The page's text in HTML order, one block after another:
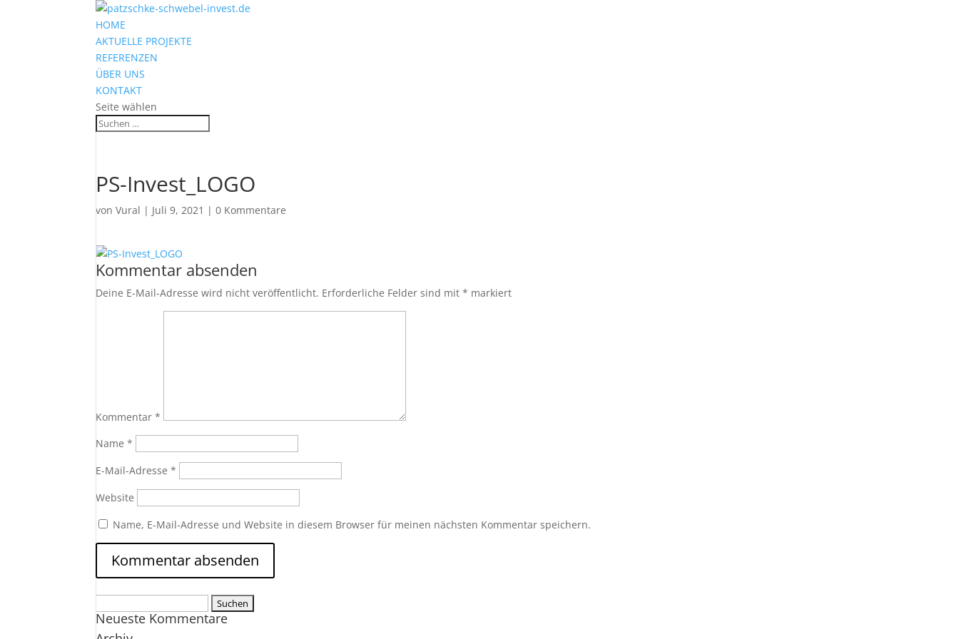
HOME
AKTUELLE PROJEKTE
REFERENZEN
ÜBER UNS
KONTAKT
Seite wählen
PS-Invest_LOGO
vonVural | Juli 9, 2021 |0 Kommentare
Kommentar absenden
Deine E-Mail-Adresse wird nicht veröffentlicht. Erforderliche Felder sind mit* markiert
Kommentar*
Name*
E-Mail-Adresse*
Website
Name, E-Mail-Adresse und Website in diesem Browser für meinen nächsten Kommentar speichern.
nach:
Neueste Kommentare